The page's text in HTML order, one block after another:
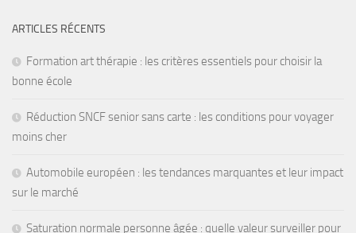
ARTICLES RÉCENTS
Formation art thérapie : les critères essentiels pour choisir la
bonne école
Réduction SNCF senior sans carte : les conditions pour voyager
moins cher
Automobile européen : les tendances marquantes et leur impact
sur le marché
Saturation normale personne âgée : quelle valeur surveiller pour